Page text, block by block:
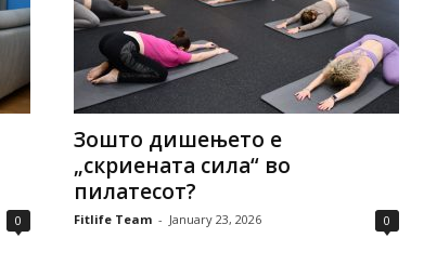
0
Зошто дишењето е
„скриената сила“ во
пилатесот?
Fitlife Team - January 23, 2026 0